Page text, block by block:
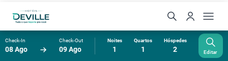
Check-In
08 Ago
Check-Out
09 Ago
Noites
1
Quartos
1
Hóspedes
2 Editar